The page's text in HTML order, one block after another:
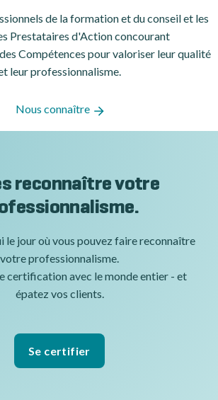
de la formation et du conseil et les
Prestataires d'Action concourant
Compétences pour valoriser leur qualité
leur professionnalisme.
Nous connaître
reconnaître votre
le jour où vous pouvez faire reconnaître
votre professionnalisme.
certification avec le monde entier - et
épatez vos clients.
Se certifier